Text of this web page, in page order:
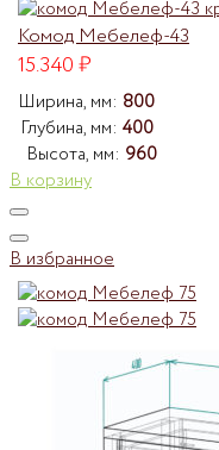
Комод Мебелеф-43
15.340₽
Ширина, мм: 800
Глубина, мм: 400
Высота, мм: 960
В корзину
В избранное